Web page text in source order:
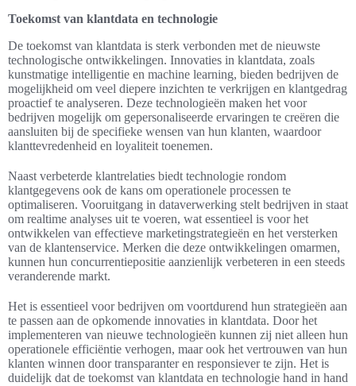
Toekomst van klantdata en technologie
De toekomst van klantdata is sterk verbonden met de nieuwste
technologische ontwikkelingen. Innovaties in klantdata, zoals
kunstmatige intelligentie en machine learning, bieden bedrijven de
mogelijkheid om veel diepere inzichten te verkrijgen en klantgedrag
proactief te analyseren. Deze technologieën maken het voor
bedrijven mogelijk om gepersonaliseerde ervaringen te creëren die
aansluiten bij de specifieke wensen van hun klanten, waardoor
klanttevredenheid en loyaliteit toenemen.
Naast verbeterde klantrelaties biedt technologie rondom
klantgegevens ook de kans om operationele processen te
optimaliseren. Vooruitgang in dataverwerking stelt bedrijven in staat
om realtime analyses uit te voeren, wat essentieel is voor het
ontwikkelen van effectieve marketingstrategieën en het versterken
van de klantenservice. Merken die deze ontwikkelingen omarmen,
kunnen hun concurrentiepositie aanzienlijk verbeteren in een steeds
veranderende markt.
Het is essentieel voor bedrijven om voortdurend hun strategieën aan
te passen aan de opkomende innovaties in klantdata. Door het
implementeren van nieuwe technologieën kunnen zij niet alleen hun
operationele efficiëntie verhogen, maar ook het vertrouwen van hun
klanten winnen door transparanter en responsiever te zijn. Het is
duidelijk dat de toekomst van klantdata en technologie hand in hand